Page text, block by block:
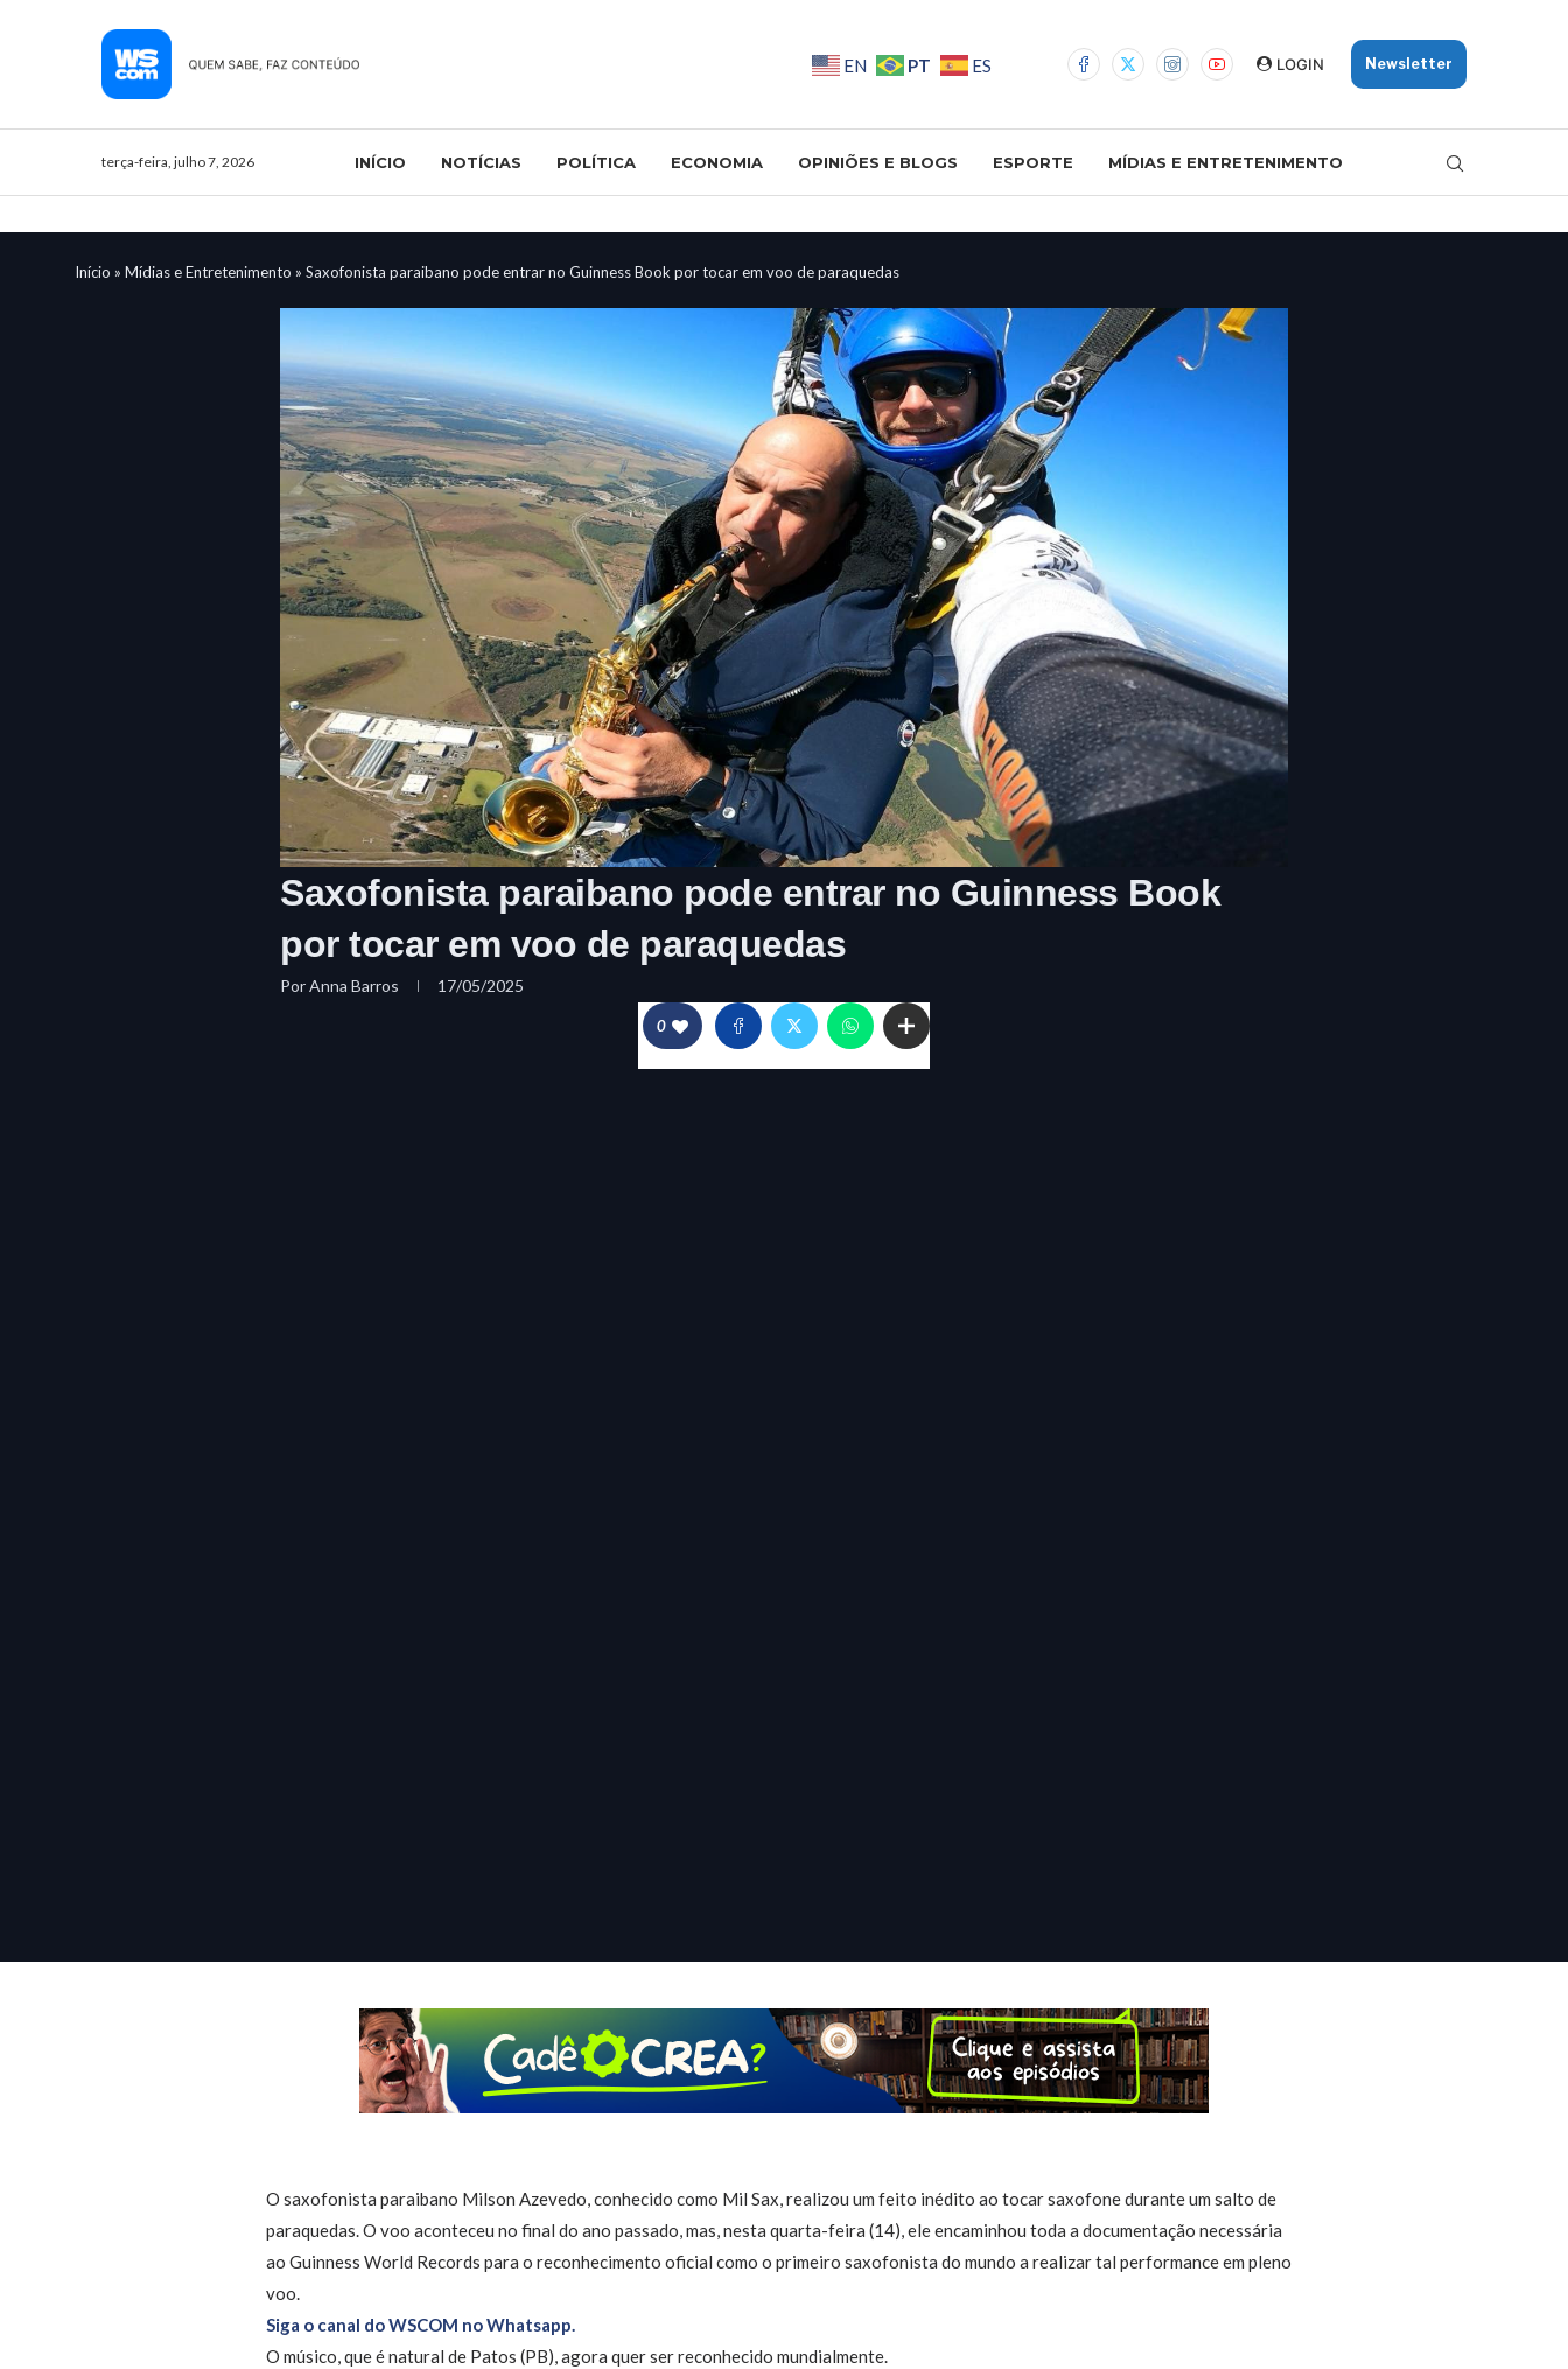
EN PT ES LOGIN Newsletter
terça-feira, julho 7, 2026 INÍCIO NOTÍCIAS POLÍTICA ECONOMIA OPINIÕES E BLOGS ESPORTE MÍDIAS E ENTRETENIMENTO
Início » Mídias e Entretenimento » Saxofonista paraibano pode entrar no Guinness Book por tocar em voo de paraquedas
Saxofonista paraibano pode entrar no Guinness Book
por tocar em voo de paraquedas
PorAnna Barros 17/05/2025
0
O saxofonista paraibano Milson Azevedo, conhecido como Mil Sax, realizou um feito inédito ao tocar saxofone durante um salto de
paraquedas. O voo aconteceu no final do ano passado, mas, nesta quarta-feira (14), ele encaminhou toda a documentação necessária
ao Guinness World Records para o reconhecimento oficial como o primeiro saxofonista do mundo a realizar tal performance em pleno
voo.
Siga o canal do WSCOM no Whatsapp.
O músico, que é natural de Patos (PB), agora quer ser reconhecido mundialmente.